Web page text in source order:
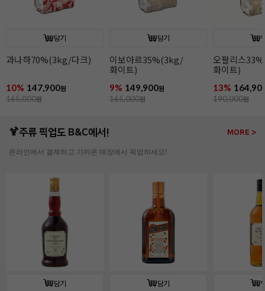
담기
과나하70%(3kg/다크)
10% 147,900원
165,000원
담기
이보아르35%(3kg/
화이트)
9% 149,900원
165,000원
오팔리스
화이트)
13%
190,000원
🍹주류 픽업도 B&C에서! MORE >
온라인에서 결제하고 가까운 매장에서 픽업하세요!
담기 담기